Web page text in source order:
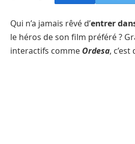
Qui n’a jamais rêvé d’entrer
le héros de son film préféré ?
interactifs comme Ordesa,